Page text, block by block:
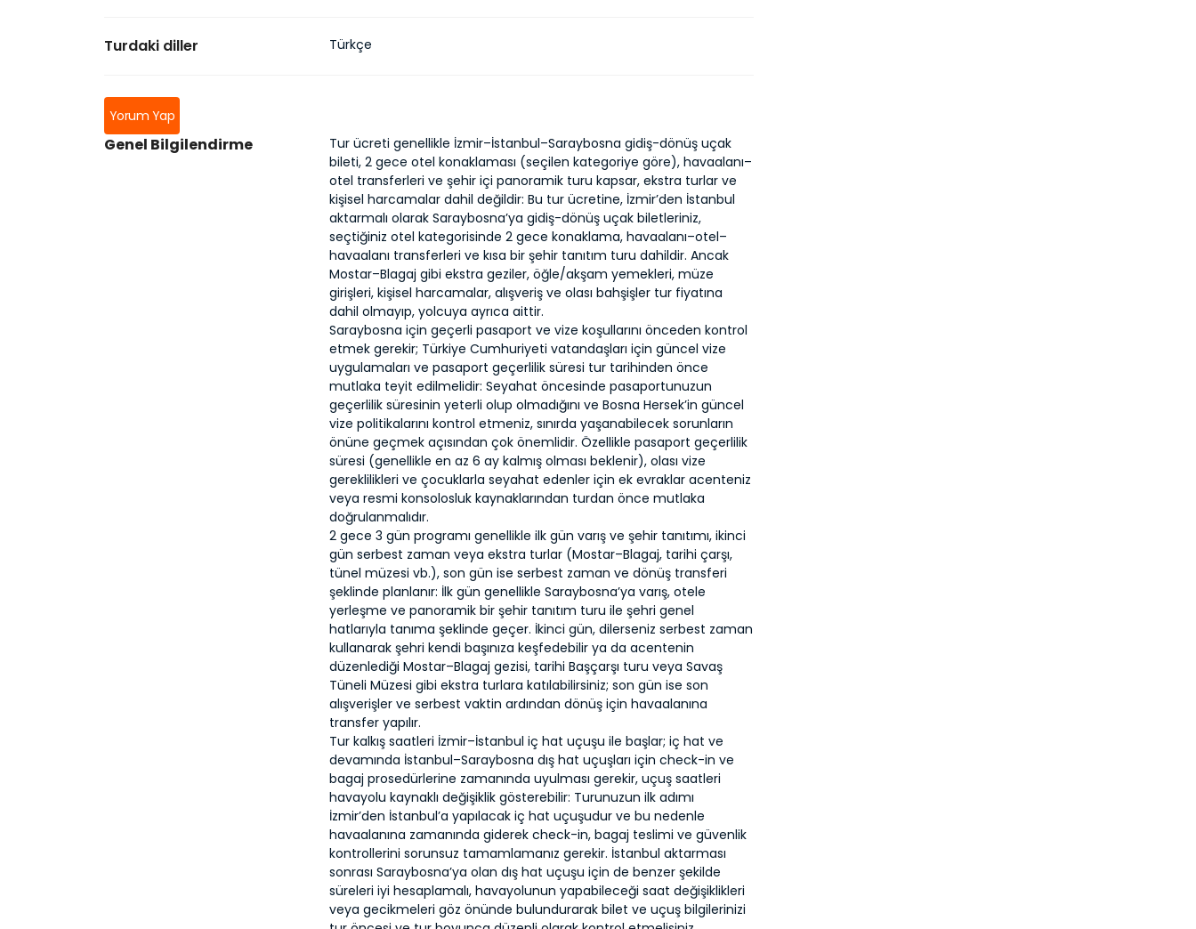
Turdaki diller Türkçe
Yorum Yap
Genel Bilgilendirme
Tur ücreti genellikle İzmir–İstanbul–Saraybosna gidiş-dönüş uçak
bileti, 2 gece otel konaklaması (seçilen kategoriye göre), havaalanı–
otel transferleri ve şehir içi panoramik turu kapsar, ekstra turlar ve
kişisel harcamalar dahil değildir: Bu tur ücretine, İzmir’den İstanbul
aktarmalı olarak Saraybosna’ya gidiş-dönüş uçak biletleriniz,
seçtiğiniz otel kategorisinde 2 gece konaklama, havaalanı–otel–
havaalanı transferleri ve kısa bir şehir tanıtım turu dahildir. Ancak
Mostar–Blagaj gibi ekstra geziler, öğle/akşam yemekleri, müze
girişleri, kişisel harcamalar, alışveriş ve olası bahşişler tur fiyatına
dahil olmayıp, yolcuya ayrıca aittir.
Saraybosna için geçerli pasaport ve vize koşullarını önceden kontrol
etmek gerekir; Türkiye Cumhuriyeti vatandaşları için güncel vize
uygulamaları ve pasaport geçerlilik süresi tur tarihinden önce
mutlaka teyit edilmelidir: Seyahat öncesinde pasaportunuzun
geçerlilik süresinin yeterli olup olmadığını ve Bosna Hersek’in güncel
vize politikalarını kontrol etmeniz, sınırda yaşanabilecek sorunların
önüne geçmek açısından çok önemlidir. Özellikle pasaport geçerlilik
süresi (genellikle en az 6 ay kalmış olması beklenir), olası vize
gereklilikleri ve çocuklarla seyahat edenler için ek evraklar acenteniz
veya resmi konsolosluk kaynaklarından turdan önce mutlaka
doğrulanmalıdır.
2 gece 3 gün programı genellikle ilk gün varış ve şehir tanıtımı, ikinci
gün serbest zaman veya ekstra turlar (Mostar–Blagaj, tarihi çarşı,
tünel müzesi vb.), son gün ise serbest zaman ve dönüş transferi
şeklinde planlanır: İlk gün genellikle Saraybosna’ya varış, otele
yerleşme ve panoramik bir şehir tanıtım turu ile şehri genel
hatlarıyla tanıma şeklinde geçer. İkinci gün, dilerseniz serbest zaman
kullanarak şehri kendi başınıza keşfedebilir ya da acentenin
düzenlediği Mostar–Blagaj gezisi, tarihi Başçarşı turu veya Savaş
Tüneli Müzesi gibi ekstra turlara katılabilirsiniz; son gün ise son
alışverişler ve serbest vaktin ardından dönüş için havaalanına
transfer yapılır.
Tur kalkış saatleri İzmir–İstanbul iç hat uçuşu ile başlar; iç hat ve
devamında İstanbul–Saraybosna dış hat uçuşları için check-in ve
bagaj prosedürlerine zamanında uyulması gerekir, uçuş saatleri
havayolu kaynaklı değişiklik gösterebilir: Turunuzun ilk adımı
İzmir’den İstanbul’a yapılacak iç hat uçuşudur ve bu nedenle
havaalanına zamanında giderek check-in, bagaj teslimi ve güvenlik
kontrollerini sorunsuz tamamlamanız gerekir. İstanbul aktarması
sonrası Saraybosna’ya olan dış hat uçuşu için de benzer şekilde
süreleri iyi hesaplamalı, havayolunun yapabileceği saat değişiklikleri
veya gecikmeleri göz önünde bulundurarak bilet ve uçuş bilgilerinizi